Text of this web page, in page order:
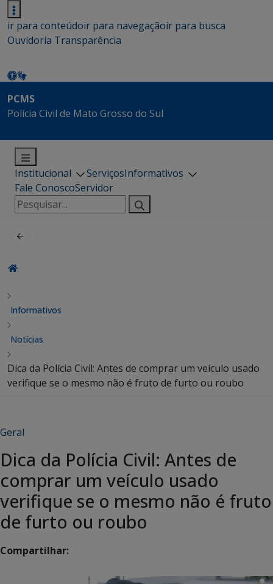
ir para conteúdoir para navegaçãoir para busca
Ouvidoria Transparência
PCMS
Polícia Civil de Mato Grosso do Sul
Institucional ServiçosInformativos
Fale ConoscoServidor
Pesquisar
por:
Informativos
Notícias
Dica da Polícia Civil: Antes de comprar um veículo usado
verifique se o mesmo não é fruto de furto ou roubo
Geral
Dica da Polícia Civil: Antes de
comprar um veículo usado
verifique se o mesmo não é fruto
de furto ou roubo
Compartilhar: